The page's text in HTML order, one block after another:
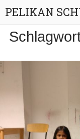
PELIKAN